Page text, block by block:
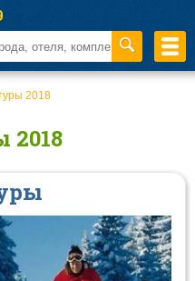
2018
2018